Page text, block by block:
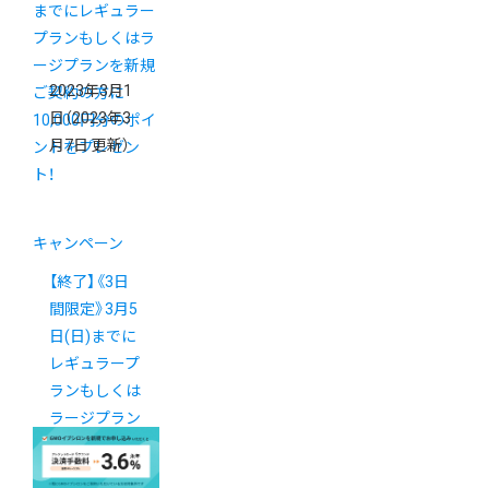
2023年3月1
日（2023年3
月7日 更新）
キャンペーン
【終了】《3日
間限定》3月5
日(日)までに
レギュラープ
ランもしくは
ラージプラン
を新規ご契約
の方に10,000